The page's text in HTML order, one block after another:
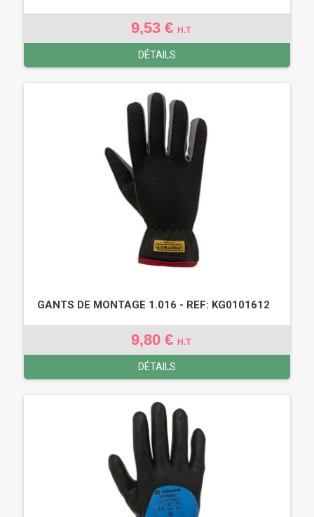
9,53 € H.T
DÉTAILS
GANTS DE MONTAGE 1.016 - REF: KG0101612
9,80 € H.T
DÉTAILS